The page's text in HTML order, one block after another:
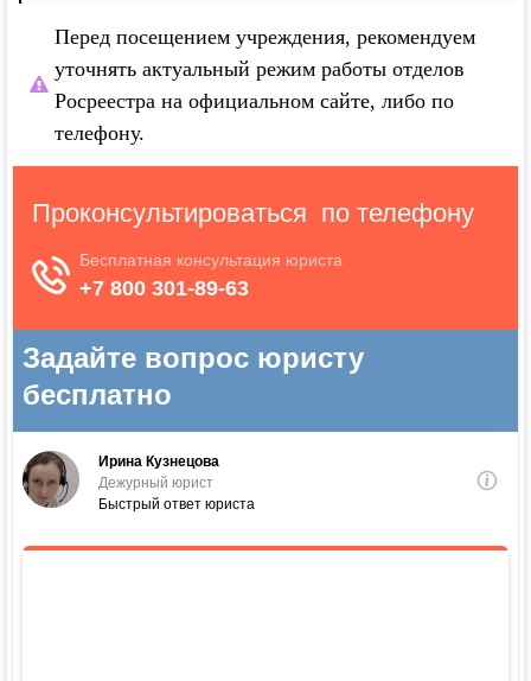
Перед посещением учреждения, рекомендуем
уточнять актуальный режим работы отделов
Росреестра на официальном сайте, либо по
телефону.